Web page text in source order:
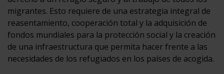
migrantes. Esto requiere de una estrategia integral de
reasentamiento, cooperación total y la adquisición de
fondos mundiales para la protección social y la creación
de una infraestructura que permita hacer frente a las
necesidades de los refugiados en los países de acogida.